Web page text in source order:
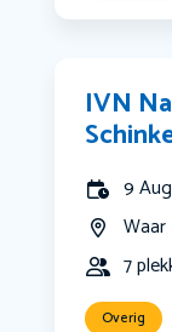
IVN
9
Waar
7
Overig